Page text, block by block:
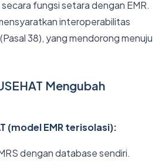
fungsi setara dengan EMR.
interoperabilitas
38), yang mendorong menuju
Mengubah
(model EMR terisolasi):
dengan database sendiri.